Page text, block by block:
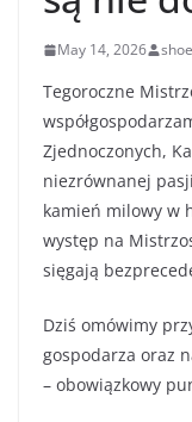
May 14, 2026
Tegoroczne
Zjednoczonych,
niezrównanej
kamień milowy w
występ na
sięgają
Dziś omówimy
gospodarza oraz
– obowiązkowy